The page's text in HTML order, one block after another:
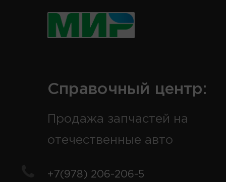
Справочный центр:
Продажа запчастей на
отечественные авто
+7(978) 206-206-5